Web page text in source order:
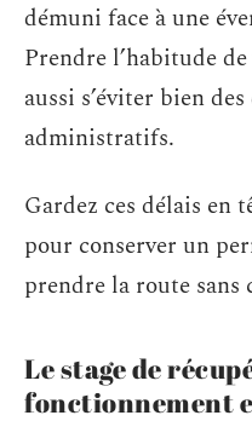
démuni face à une
Prendre l’habitude
aussi s’éviter bien
administratifs.
Gardez ces délais en
pour conserver un
prendre la route sans
Le stage de
fonctionnement